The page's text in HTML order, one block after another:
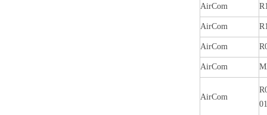
AirCom
AirCom
AirCom
AirCom
AirCom